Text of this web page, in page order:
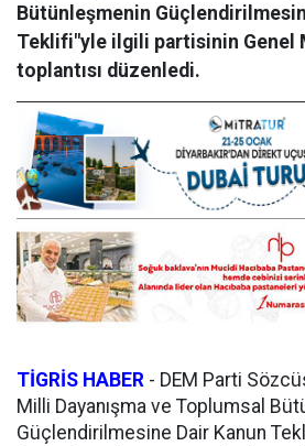
Bütünleşmenin
Teklifi"yle ilgili partisinin Genel
toplantısı düzenledi.
TİGRİS HABER - DEM Parti
Milli Dayanışma ve Toplumsal
Güçlendirilmesine Dair Kanun